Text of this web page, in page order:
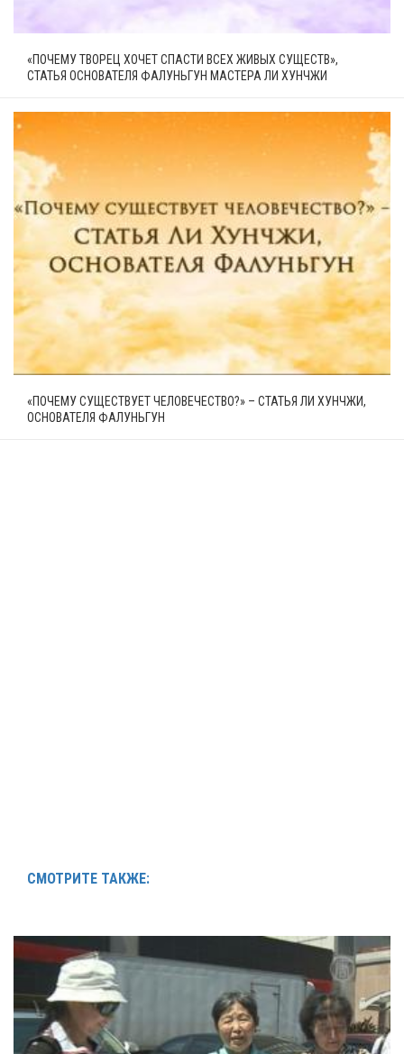
«ПОЧЕМУ ТВОРЕЦ ХОЧЕТ СПАСТИ ВСЕХ ЖИВЫХ СУЩЕСТВ»,
СТАТЬЯ ОСНОВАТЕЛЯ ФАЛУНЬГУН МАСТЕРА ЛИ ХУНЧЖИ
«ПОЧЕМУ СУЩЕСТВУЕТ ЧЕЛОВЕЧЕСТВО?» – СТАТЬЯ ЛИ ХУНЧЖИ,
ОСНОВАТЕЛЯ ФАЛУНЬГУН
СМОТРИТЕ ТАКЖЕ: